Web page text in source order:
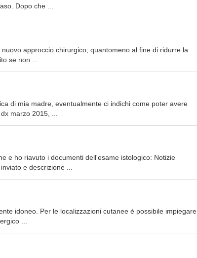
Dopo che ...
approccio chirurgico; quantomeno al fine di ridurre la
se non ...
di mia madre, eventualmente ci indichi come poter avere
marzo 2015, ...
e ho riavuto i documenti dell'esame istologico: Notizie
e descrizione ...
idoneo. Per le localizzazioni cutanee è possibile impiegare
...